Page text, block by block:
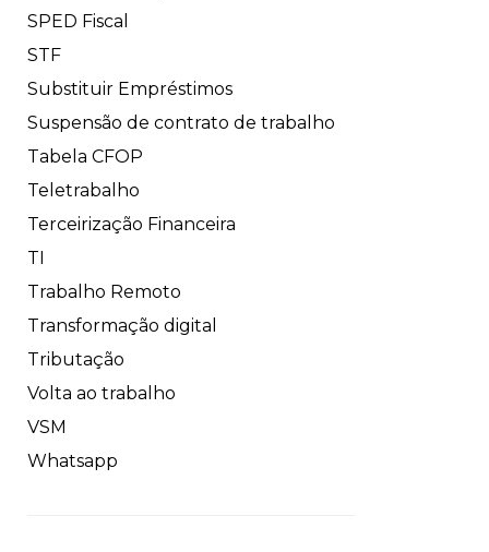
SPED Fiscal
STF
Substituir Empréstimos
Suspensão de contrato de trabalho
Tabela CFOP
Teletrabalho
Terceirização Financeira
TI
Trabalho Remoto
Transformação digital
Tributação
Volta ao trabalho
VSM
Whatsapp